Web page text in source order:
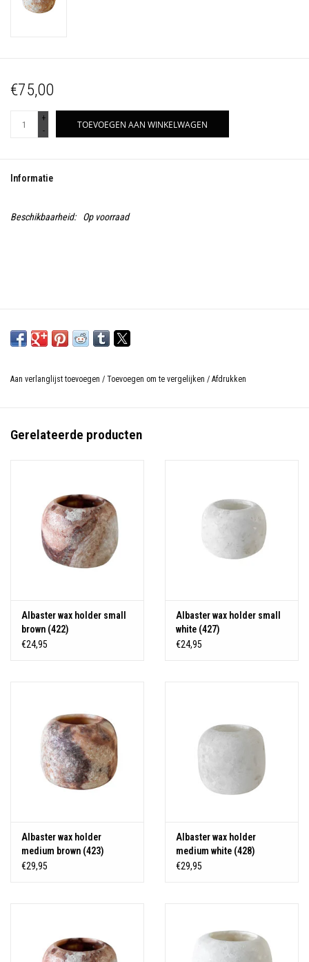
€75,00
+
-
TOEVOEGEN AAN WINKELWAGEN
Informatie
Beschikbaarheid: Op voorraad
Aan verlanglijst toevoegen / Toevoegen om te vergelijken / Afdrukken
Gerelateerde producten
Albaster wax holder small
brown (422)
€24,95
Albaster wax holder small
white (427)
€24,95
Albaster wax holder
medium brown (423)
€29,95
Albaster wax holder
medium white (428)
€29,95